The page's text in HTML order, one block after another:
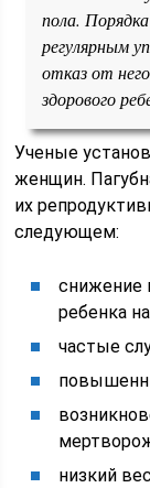
пола.
регулярным
отказ от
здорового
Ученые
женщин.
их
следующем:
снижение
ребенка
частые
низкий